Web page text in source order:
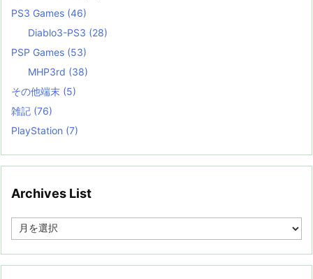
PS3 Games (46)
Diablo3-PS3 (28)
PSP Games (53)
MHP3rd (38)
その他端末 (5)
雑記 (76)
PlayStation (7)
Archives List